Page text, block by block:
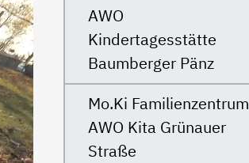
AWO
Kindertagesstätte
Baumberger Pänz
Mo.Ki Familienzentrum
AWO Kita Grünauer
Straße